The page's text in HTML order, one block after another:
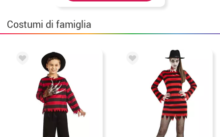
Costumi di famiglia